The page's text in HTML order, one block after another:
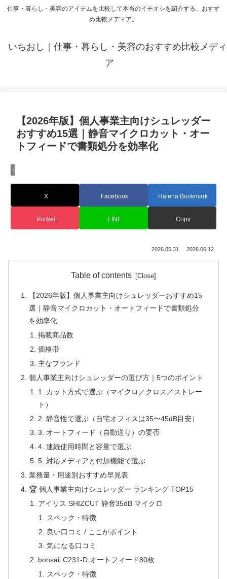
仕事・暮らし・美容のアイテムを比較して本当のイチオシを紹介する、おすす
め比較メディア。
いちおし｜仕事・暮らし・美容のおすすめ比較メディ
ア
【2026年版】個人事業主向けシュレッダー
おすすめ15選｜静音マイクロカット・オー
トフィードで書類処分を効率化
仕事・ガジェット
X Facebook Hatena Bookmark
Pocket LINE Copy
2026.05.31 2026.06.12
Table of contents
【2026年版】個人事業主向けシュレッダーおすすめ15
選｜静音マイクロカット・オートフィードで書類処分
を効率化
掲載商品数
価格帯
主なブランド
個人事業主向けシュレッダーの選び方｜5つのポイント
1. カット方式で選ぶ（マイクロ／クロス／ストレー
ト）
2. 静音性で選ぶ（自宅オフィスは35〜45dB目安）
3. オートフィード（自動送り）の要否
4. 連続使用時間と容量で選ぶ
5. 対応メディアと付加機能で選ぶ
業務量・用途別おすすめ早見表
🏆 個人事業主向けシュレッダー ランキング TOP15
アイリス SHIZCUT 静音35dB マイクロ
スペック・特徴
良い口コミ / ここがポイント
気になる口コミ
bonsaii C231-D オートフィード80枚
スペック・特徴